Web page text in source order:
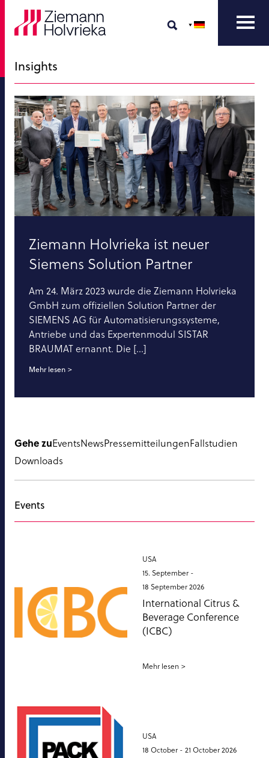
Insights
Ziemann Holvrieka ist neuer
Siemens Solution Partner
Am 24. März 2023 wurde die Ziemann Holvrieka
GmbH zum offiziellen Solution Partner der
SIEMENS AG für Automatisierungssysteme,
Antriebe und das Expertenmodul SISTAR
BRAUMAT ernannt. Die [...]
Mehr lesen
Gehe zuEventsNewsPressemitteilungenFallstudien
Downloads
Events
USA
15. September -
18 September 2026
International Citrus &
Beverage Conference
(ICBC)
Mehr lesen
USA
18 October - 21 October 2026